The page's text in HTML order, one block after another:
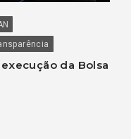
da Bolsa